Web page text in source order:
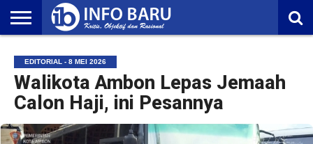
NASIONAL
AMBONIA
MALUKU
EKONOMI
POLITIK
OLAHRAGA
LIFESTYLE
REDAKSI
EDITORIAL - 8 MEI 2026
Walikota Ambon Lepas Jemaah
Calon Haji, ini Pesannya